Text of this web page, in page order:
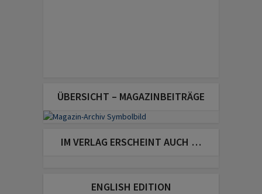
ÜBERSICHT – MAGAZINBEITRÄGE
IM VERLAG ERSCHEINT AUCH …
ENGLISH EDITION